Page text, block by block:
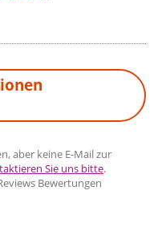
aber keine E-Mail zur
Sie uns bitte.
Bewertungen